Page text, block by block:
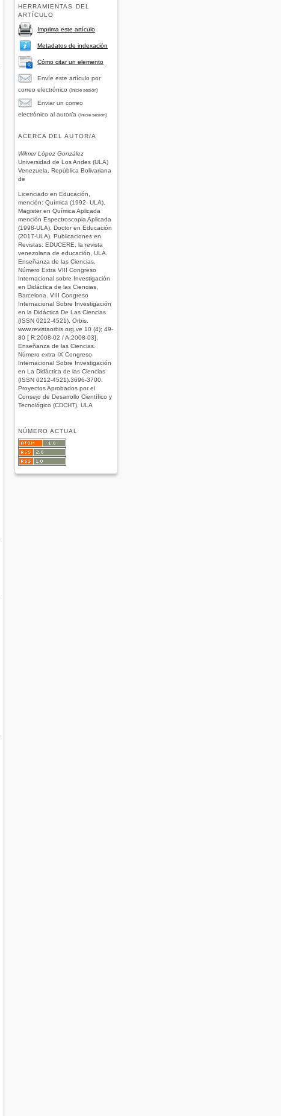
HERRAMIENTAS DEL
ARTÍCULO
Imprima este artículo
Metadatos de indexación
Cómo citar un elemento
Envíe este artículo por
correo electrónico (Inicie sesión)
Enviar un correo
electrónico al autor/a (Inicie sesión)
ACERCA DEL AUTOR/A
Wilmer López González
Universidad de Los Andes (ULA)
Venezuela, República Bolivariana
de
Licenciado en Educación,
mención: Química (1992- ULA).
Magister en Química Aplicada
mención Espectroscopia Aplicada
(1998-ULA). Doctor en Educación
(2017-ULA). Publicaciones en
Revistas: EDUCERE, la revista
venezolana de educación, ULA.
Enseñanza de las Ciencias,
Número Extra VIII Congreso
Internacional sobre Investigación
en Didáctica de las Ciencias,
Barcelona. VIII Congreso
Internacional Sobre Investigación
en la Didáctica De Las Ciencias
(ISSN 0212-4521), Orbis.
www.revistaorbis.org.ve 10 (4); 49-
80 [ R:2008-02 / A:2008-03].
Enseñanza de las Ciencias.
Número extra IX Congreso
Internacional Sobre Investigación
en La Didáctica de las Ciencias
(ISSN 0212-4521).3696-3700.
Proyectos Aprobados por el
Consejo de Desarrollo Científico y
Tecnológico (CDCHT). ULA
NÚMERO ACTUAL